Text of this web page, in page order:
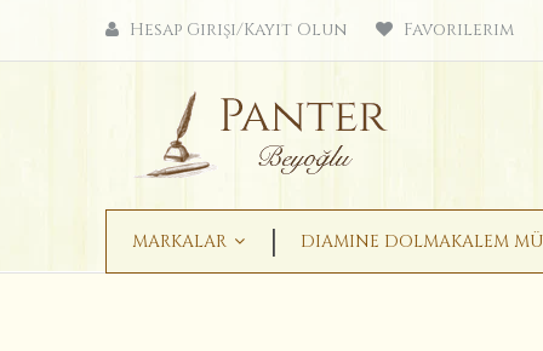
Hesap Girişi/Kayıt Olun Favorilerim
MARKALAR DIAMINE DOLMAKALEM